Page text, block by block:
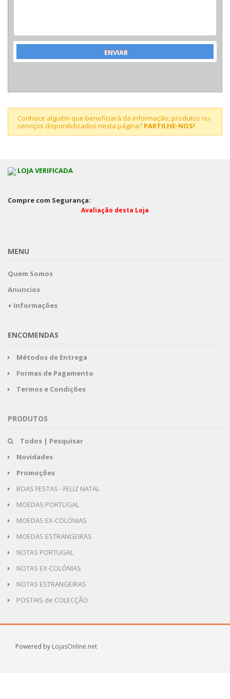
Conhece alguém que beneficiará da informação, produtos ou
serviços disponibilizados nesta página? PARTILHE-NOS!
LOJA VERIFICADA
Compre com Segurança:
Avaliação desta Loja
MENU
Quem Somos
Anuncios
+ Informações
ENCOMENDAS
Métodos de Entrega
Formas de Pagamento
Termos e Condições
PRODUTOS
Todos | Pesquisar
Novidades
Promoções
BOAS FESTAS - FELIZ NATAL
MOEDAS PORTUGAL
MOEDAS EX-COLÓNIAS
MOEDAS ESTRANGEIRAS
NOTAS PORTUGAL
NOTAS EX-COLÓNIAS
NOTAS ESTRANGEIRAS
POSTAIS de COLECÇÃO
Powered by LojasOnline.net